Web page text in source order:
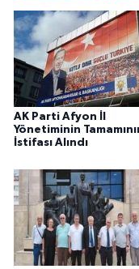
AK Parti Afyon İl
Yönetiminin
İstifası Alındı